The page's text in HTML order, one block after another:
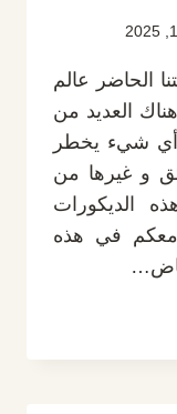
الحاضر عالم
العديد من
أي شيء يخطر
و غيرها من
الديكورات
معكم في هذه